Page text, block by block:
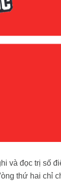
và đọc trị số
thứ hai chỉ